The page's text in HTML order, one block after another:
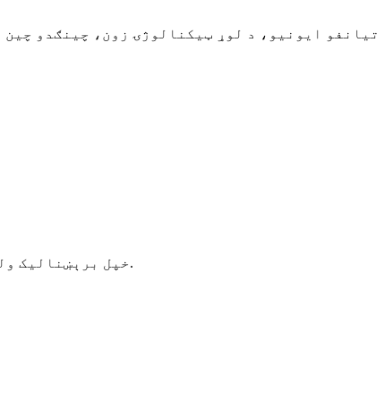
خپل برېښنالیک ولیکئ او موږ به تاسو ته وروستي معلوماتي پلانونه واستوو.